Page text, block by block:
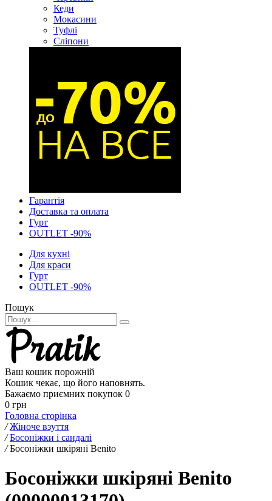
Кеди
Мокасини
Туфлі
Сліпони
Гарантія
Доставка та оплата
Гурт
OUTLET -90%
Для кухні
Для краси
Гурт
OUTLET -90%
Пошук
Ваш кошик порожній
Кошик чекає, що його наповнять.
Бажаємо приємних покупок 0
0 грн
Головна сторінка
/ Жіноче взуття
/ Босоніжки і сандалі
/ Босоніжки шкіряні Benito
Босоніжки шкіряні Benito